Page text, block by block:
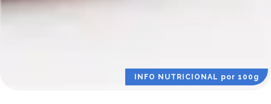
INFO NUTRICIONAL por 100g